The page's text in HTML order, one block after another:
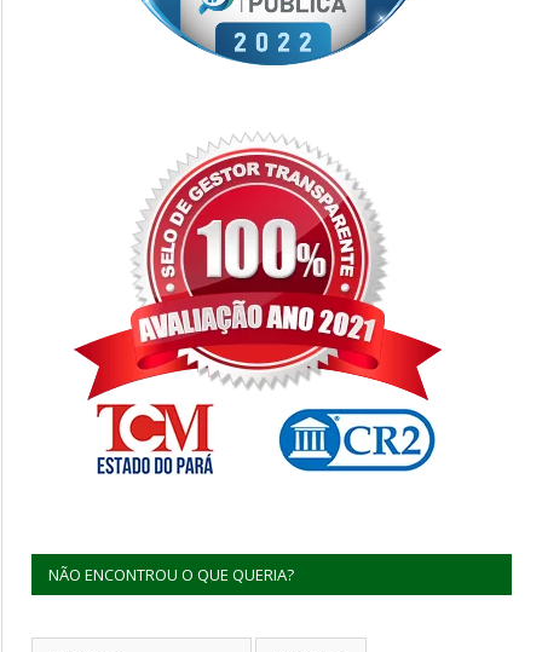
NÃO ENCONTROU O QUE QUERIA?